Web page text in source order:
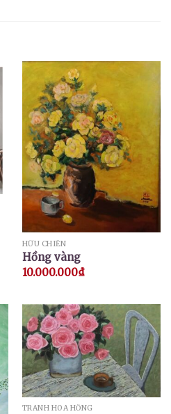
HỮU CHIẾN
Hồng vàng
10.000.000₫
TRANH HOA HỒNG